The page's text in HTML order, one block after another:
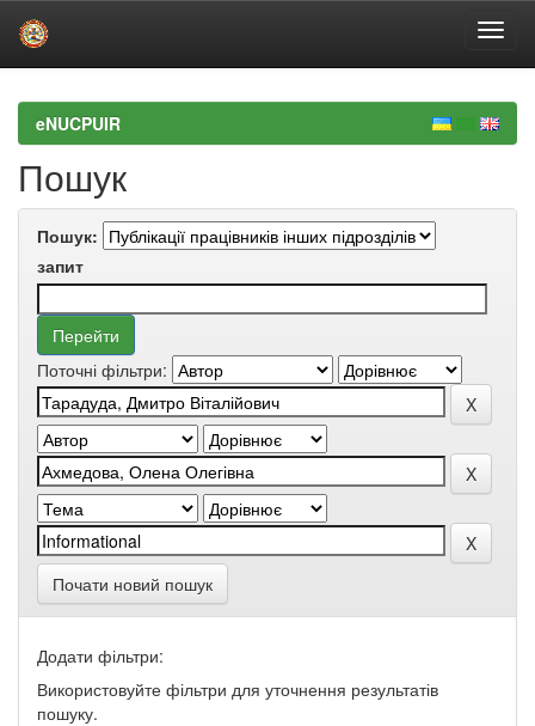
navigationeNUCPUIR
Пошук
Пошук:
запит
Поточні фільтри:
Почати новий пошук
Додати фільтри:
Використовуйте фільтри для уточнення результатів
пошуку.